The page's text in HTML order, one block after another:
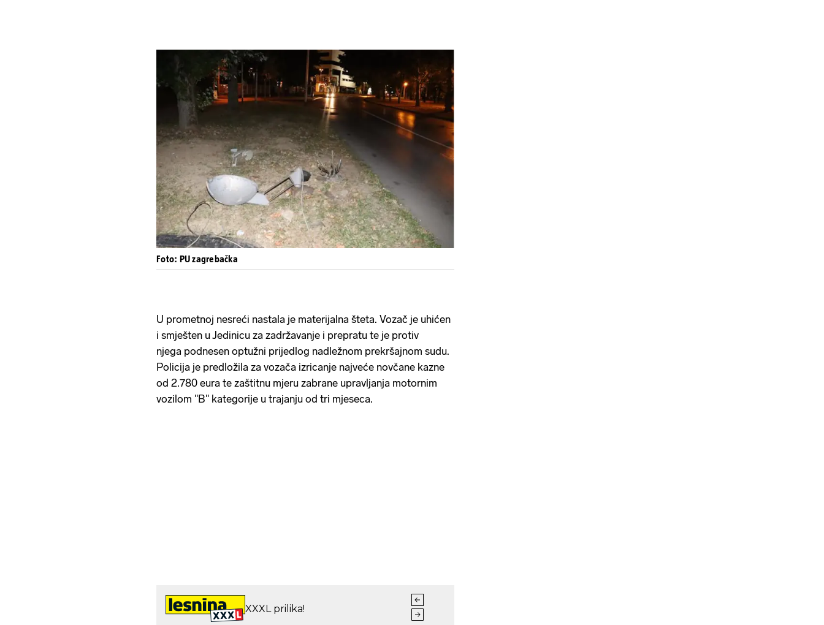
Foto: PU zagrebačka
U prometnoj nesreći nastala je materijalna šteta. Vozač je uhićen
i smješten u Jedinicu za zadržavanje i prepratu te je protiv
njega podnesen optužni prijedlog nadležnom prekršajnom sudu.
Policija je predložila za vozača izricanje najveće novčane kazne
od 2.780 eura te zaštitnu mjeru zabrane upravljanja motornim
vozilom "B" kategorije u trajanju od tri mjeseca.